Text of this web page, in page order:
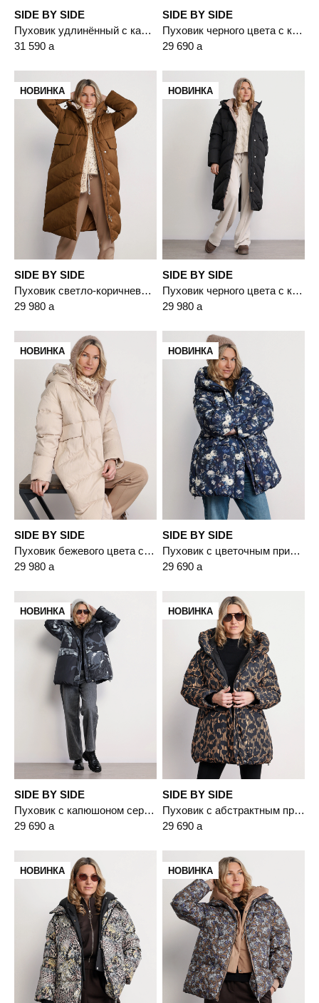
SIDE BY SIDE
Пуховик удлинённый с капюшоном черного цвета с пухом белой утки
31 590 a
SIDE BY SIDE
Пуховик черного цвета с капюшоном
29 690 a
НОВИНКА
SIDE BY SIDE
Пуховик светло-коричневого цвета с капюшоном
29 980 a
НОВИНКА
SIDE BY SIDE
Пуховик черного цвета с капюшоном
29 980 a
НОВИНКА
SIDE BY SIDE
Пуховик бежевого цвета с капюшоном
29 980 a
НОВИНКА
SIDE BY SIDE
Пуховик с цветочным принтом синего цвета с капюшоном
29 690 a
НОВИНКА
SIDE BY SIDE
Пуховик с капюшоном серого цвета с пухом белой утки
29 690 a
НОВИНКА
SIDE BY SIDE
Пуховик с абстрактным принтом коричневого цвета с капюшоном
29 690 a
НОВИНКА НОВИНКА